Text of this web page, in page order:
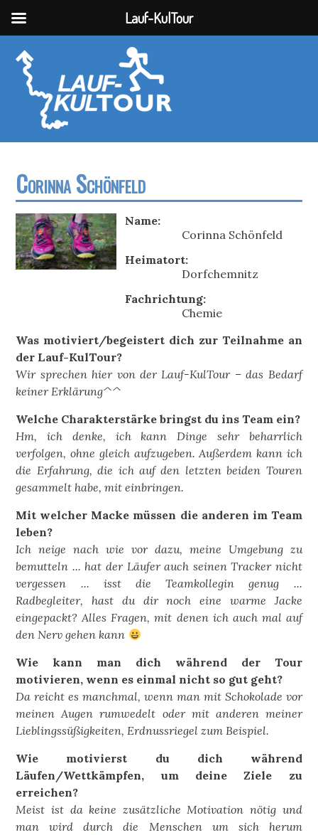
Corinna Schönfeld
Name:
Corinna Schönfeld
Heimatort:
Dorfchemnitz
Fachrichtung:
Chemie
Was motiviert/begeistert dich zur Teilnahme an
der Lauf-KulTour?
Wir sprechen hier von der Lauf-KulTour – das Bedarf
keiner Erklärung^^
Welche Charakterstärke bringst du ins Team ein?
Hm, ich denke, ich kann Dinge sehr beharrlich
verfolgen, ohne gleich aufzugeben. Außerdem kann ich
die Erfahrung, die ich auf den letzten beiden Touren
gesammelt habe, mit einbringen.
Mit welcher Macke müssen die anderen im Team
leben?
Ich neige nach wie vor dazu, meine Umgebung zu
bemutteln ... hat der Läufer auch seinen Tracker nicht
vergessen ... isst die Teamkollegin genug ...
Radbegleiter, hast du dir noch eine warme Jacke
eingepackt? Alles Fragen, mit denen ich auch mal auf
den Nerv gehen kann
Wie kann man dich während der Tour
motivieren, wenn es einmal nicht so gut geht?
Da reicht es manchmal, wenn man mit Schokolade vor
meinen Augen rumwedelt oder mit anderen meiner
Lieblingssüßigkeiten, Erdnussriegel zum Beispiel.
Wie motivierst du dich während
Läufen/Wettkämpfen, um deine Ziele zu
erreichen?
Meist ist da keine zusätzliche Motivation nötig und
man wird durch die Menschen um sich herum
Lauf-KulTour